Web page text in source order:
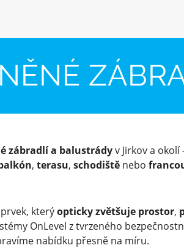
zábradlí a balustrádyv Jirkov a
,terasu,schodiště nebo
kterýopticky zvětšuje prostor,
OnLevel z tvrzeného
nabídku přesně na míru.